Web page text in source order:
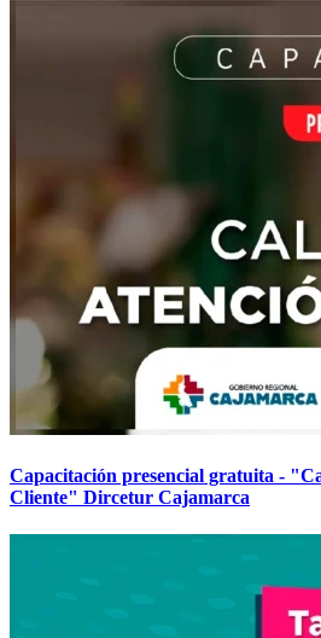
Capacitación presencial gratuita -
Cliente" Dircetur Cajamarca